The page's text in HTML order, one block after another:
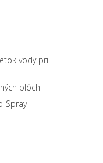
vody pri
plôch
Spray